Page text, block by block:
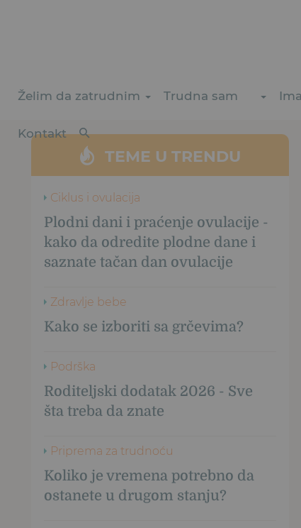
Želim da zatrudnim Trudna sam
Kontakt
TEME U TRENDU
Ciklus i ovulacija
Plodni dani i praćenje ovulacije -
kako da odredite plodne dane i
saznate tačan dan ovulacije
Zdravlje bebe
Kako se izboriti sa grčevima?
Podrška
Roditeljski dodatak 2026 - Sve
šta treba da znate
Priprema za trudnoću
Koliko je vremena potrebno da
ostanete u drugom stanju?